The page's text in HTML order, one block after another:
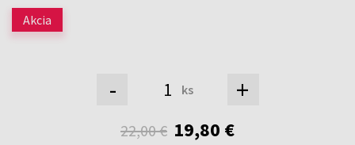
Akcia
- ks +
22,00 € 19,80 €